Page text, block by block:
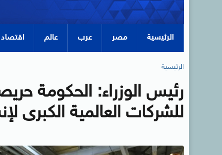
الرئيسية مصر عرب عالم اقتصاد
الرئيسية
رئيس الوزراء: الحكومة
للشركات العالمية الكبرى